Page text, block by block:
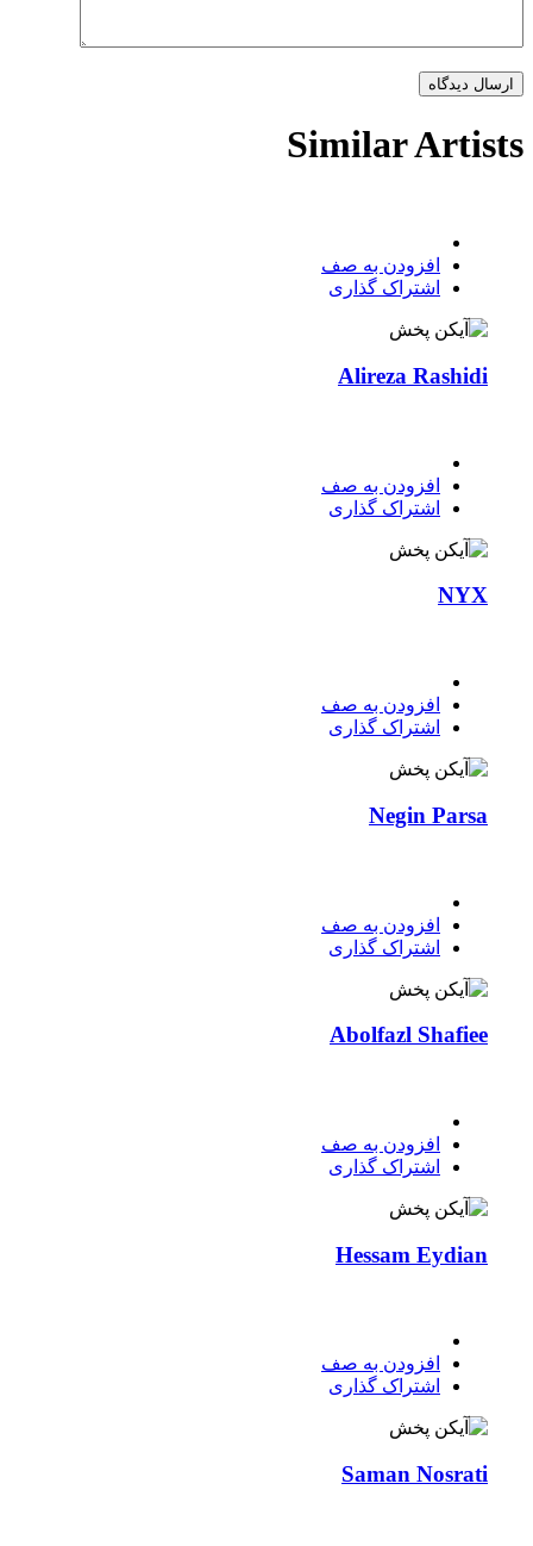
Similar Artists
افزودن به صف
اشتراک گذاری
Alireza Rashidi
افزودن به صف
اشتراک گذاری
NYX
افزودن به صف
اشتراک گذاری
Negin Parsa
افزودن به صف
اشتراک گذاری
Abolfazl Shafiee
افزودن به صف
اشتراک گذاری
Hessam Eydian
افزودن به صف
اشتراک گذاری
Saman Nosrati